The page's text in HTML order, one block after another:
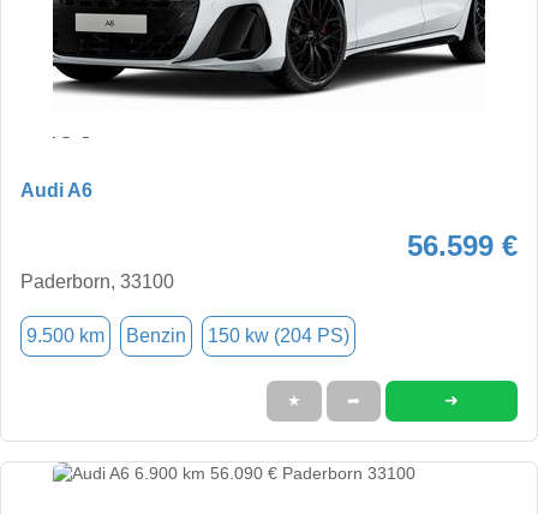
Audi A6
56.599 €
Paderborn, 33100
9.500 km Benzin 150 kw (204 PS)
★ ➦ ➜